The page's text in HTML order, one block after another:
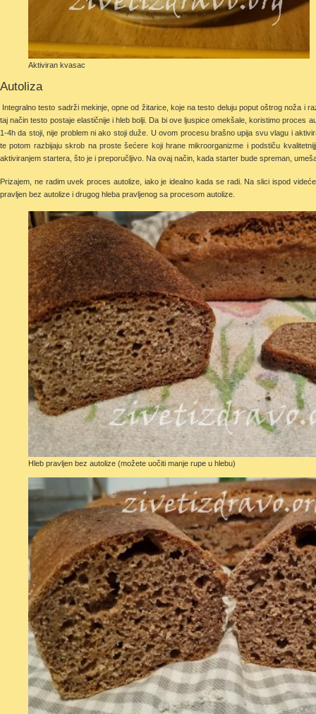
Aktiviran kvasac
Autoliza
Integralno testo sadrži mekinje, opne od žitarice, koje na testo deluju poput oštrog noža i
taj način testo postaje elastičnije i hleb bolji. Da bi ove ljuspice omekšale, koristimo proces
1-4h da stoji, nije problem ni ako stoji duže. U ovom procesu brašno upija svu vlagu i
te potom razbijaju skrob na proste šećere koji hrane mikroorganizme i podstiču
aktiviranjem startera, što je i preporučljivo. Na ovaj način, kada starter bude spreman,
Prizajem, ne radim uvek proces autolize, iako je idealno kada se radi. Na slici ispod
pravljen bez autolize i drugog hleba pravljenog sa procesom autolize.
Hleb pravljen bez autolize (možete uočiti manje rupe u hlebu)